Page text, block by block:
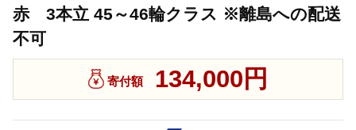
赤 3本立 45～46輪クラス ※離島への配送
不可
寄付額 134,000円